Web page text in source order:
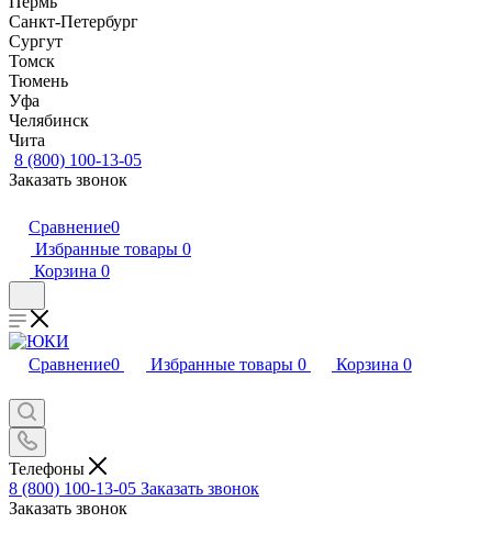
Санкт-Петербург
Сургут
Томск
Тюмень
Уфа
Челябинск
Чита
8 (800) 100-13-05
Заказать звонок
Сравнение0
Избранные товары 0
Корзина 0
Сравнение0 Избранные товары 0 Корзина 0
Телефоны
8 (800) 100-13-05 Заказать звонок
Заказать звонок